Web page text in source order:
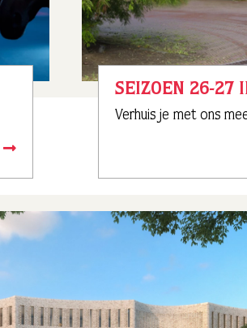
SEIZOEN 26-27
Verhuis je met ons